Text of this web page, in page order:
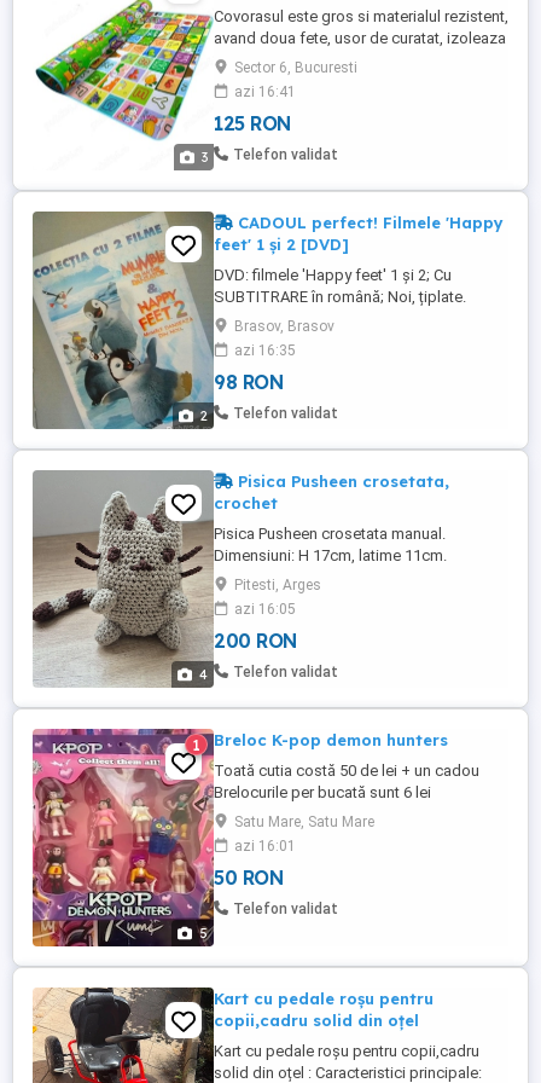
3
Covorasul este gros si materialul rezistent,
avand doua fete, usor de curatat, izoleaza
termic si anti-soc suprafetele fiind perfect
pentru camera copilului. Covorasul este
gros, fiind perfect pentru a proteja copilul
de lovituri sau frig. Ambele fete au
imprimeuri colorate, educative, cu litere,
Sector 6, Bucuresti
azi 16:41
125 RON
Telefon validat
2
CADOUL perfect! Filmele 'Happy
feet' 1 și 2 [DVD]
DVD: filmele 'Happy feet' 1 și 2; Cu
SUBTITRARE în română; Noi, țiplate.
Ambalare în formă de CADOU. Trimit colet
în țară. Mulțumesc
Brasov, Brasov
azi 16:35
98 RON
Telefon validat
4
Pisica Pusheen crosetata,
crochet
Pisica Pusheen crosetata manual.
Dimensiuni: H 17cm, latime 11cm.
Umpluta cu vata siliconica. Ata din
bumbac 60%.
Pitesti, Arges
azi 16:05
200 RON
Telefon validat
5
1 Breloc K-pop demon hunters
Toată cutia costă 50 de lei + un cadou
Brelocurile per bucată sunt 6 lei
Satu Mare, Satu Mare
azi 16:01
50 RON
Telefon validat
Kart cu pedale roșu pentru
copii,cadru solid din oțel
Kart cu pedale roșu pentru copii,cadru
solid din oțel : Caracteristici principale: